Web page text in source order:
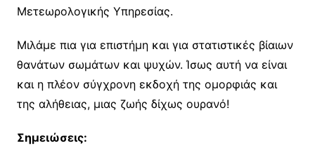
Μετεωρολογικής Υπηρεσίας.
Μιλάμε πια για επιστήμη και για στατιστικές βίαιων
θανάτων σωμάτων και ψυχών. Ίσως αυτή να είναι
και η πλέον σύγχρονη εκδοχή της ομορφιάς και
της αλήθειας, μιας ζωής δίχως ουρανό!
Σημειώσεις: